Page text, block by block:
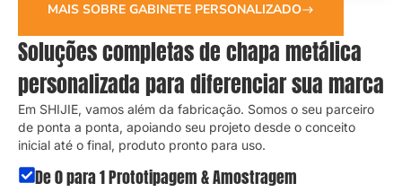
MAIS SOBRE GABINETE PERSONALIZADO
Soluções completas de chapa metálica
personalizada para diferenciar sua marca
Em SHIJIE, vamos além da fabricação. Somos o seu parceiro
de ponta a ponta, apoiando seu projeto desde o conceito
inicial até o final, produto pronto para uso.
De 0 para 1 Prototipagem & Amostragem